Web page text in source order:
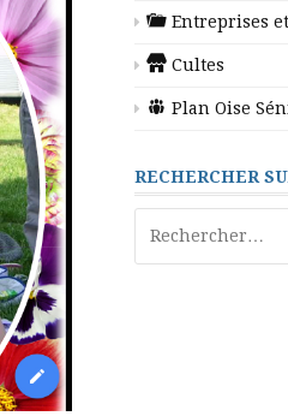
Entreprises
Cultes
Plan Oise
RECHERCHER